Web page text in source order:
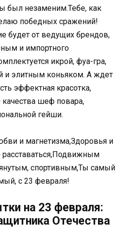
был незаменим.Тебе, как
победных сражений!
будет от ведущих брендов,
и импортного
икрой, фуа-гра,
и элитным коньяком. А ждет
эффектная красотка,
шеф повара,
гейши.
и магнетизма,Здоровья и
расставаться,Подвижным
спортивным,Ты самый
с 23 февраля!
на 23 февраля:
Отечества